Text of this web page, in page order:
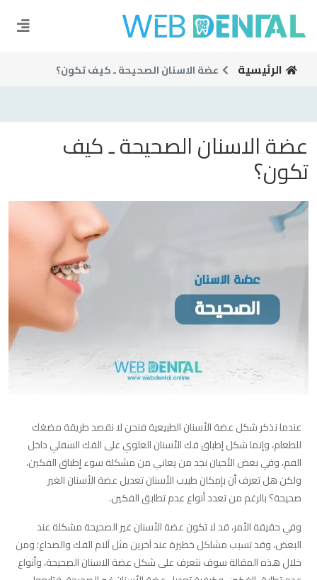
الرئيسية عضة الاسنان الصحيحة ـ كيف تكون؟
عضة الاسنان الصحيحة ـ كيف
تكون؟
عندما نذكر شكل عضة الأسنان الطبيعية فنحن لا نقصد طريقة مضغك
للطعام، وإنما شكل إطباق فك الأسنان العلوي على الفك السفلي داخل
الفم، وفي بعض الأحيان نجد من يعاني من مشكلة سوء إطباق الفكين،
ولكن هل تعرف أن بإمكان طبيب الأسنان تعديل عضة الأسنان الغير
صحيحة؟ بالرغم من تعدد أنواع عدم تطابق الفكين.
وفي حقيقة الأمر، قد لا تكون عضة الأسنان غير الصحيحة مشكلة عند
البعض، وقد تسبب مشاكل خطيرة عند آخرين مثل آلام الفك والصداع؛ ومن
خلال هذه المقالة سوف نتعرف على شكل عضة الاسنان الصحيحة، وأنواع